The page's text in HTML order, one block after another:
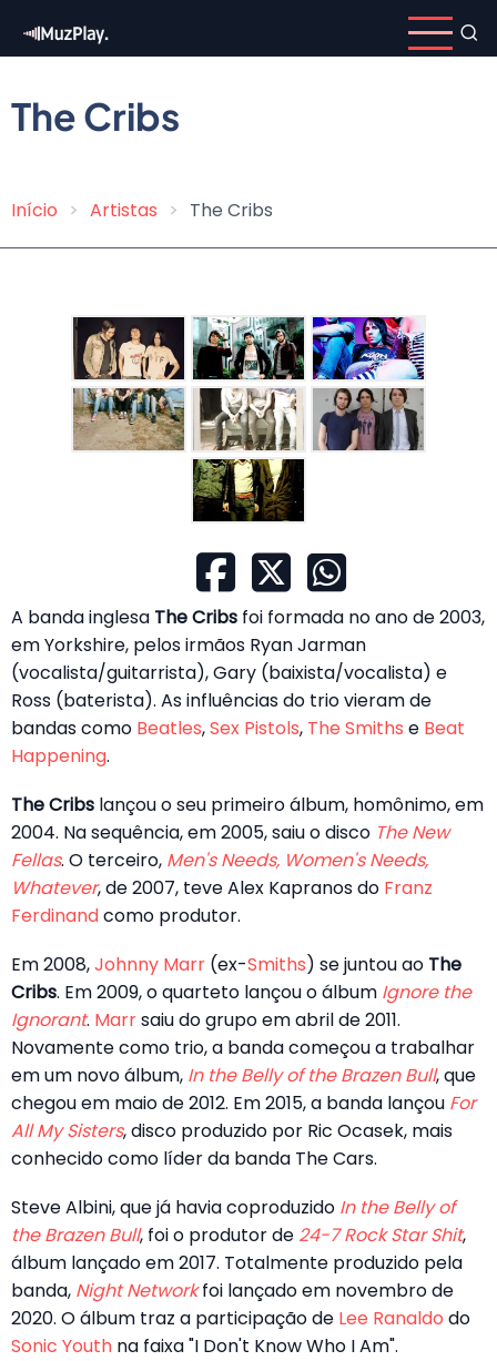
para
conteúdo
principal
The Cribs
Trilha
navegação
Início Artistas The Cribs
A banda inglesa The Cribs foi formada no ano de 2003,
em Yorkshire, pelos irmãos Ryan Jarman
(vocalista/guitarrista), Gary (baixista/vocalista) e
Ross (baterista). As influências do trio vieram de
bandas como Beatles,Sex Pistols, The Smiths e Beat
Happening.
The Cribs lançou o seu primeiro álbum, homônimo, em
2004. Na sequência, em 2005, saiu o disco The New
Fellas. O terceiro, Men's Needs, Women's Needs,
Whatever, de 2007, teve Alex Kapranos do Franz
Ferdinandcomo produtor.
Em 2008,Johnny Marr (ex-Smiths) se juntou ao The
Cribs. Em 2009, o quarteto lançou o álbum Ignore the
Ignorant. Marrsaiu do grupo em abril de 2011.
Novamente como trio, a banda começou a trabalhar
em um novo álbum, In the Belly of the Brazen Bull, que
chegou em maio de 2012. Em 2015, a banda lançou For
All My Sisters, disco produzido por Ric Ocasek, mais
conhecido como líder da banda The Cars.
Steve Albini, que já havia coproduzido In the Belly of
the Brazen Bull, foi o produtor de 24-7 Rock Star Shit,
álbum lançado em 2017. Totalmente produzido pela
banda, Night Networkfoi lançado em novembro de
2020. O álbum traz a participação de Lee Ranaldo do
Sonic Youth na faixa "I Don't Know Who I Am".